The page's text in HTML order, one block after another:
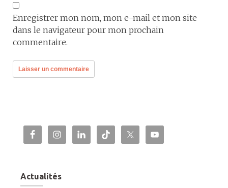
Enregistrer mon nom, mon e-mail et mon site
dans le navigateur pour mon prochain
commentaire.
Actualités